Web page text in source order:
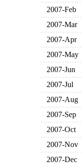
2007-Feb
2007-Mar
2007-Apr
2007-May
2007-Jun
2007-Jul
2007-Aug
2007-Sep
2007-Oct
2007-Nov
2007-Dec